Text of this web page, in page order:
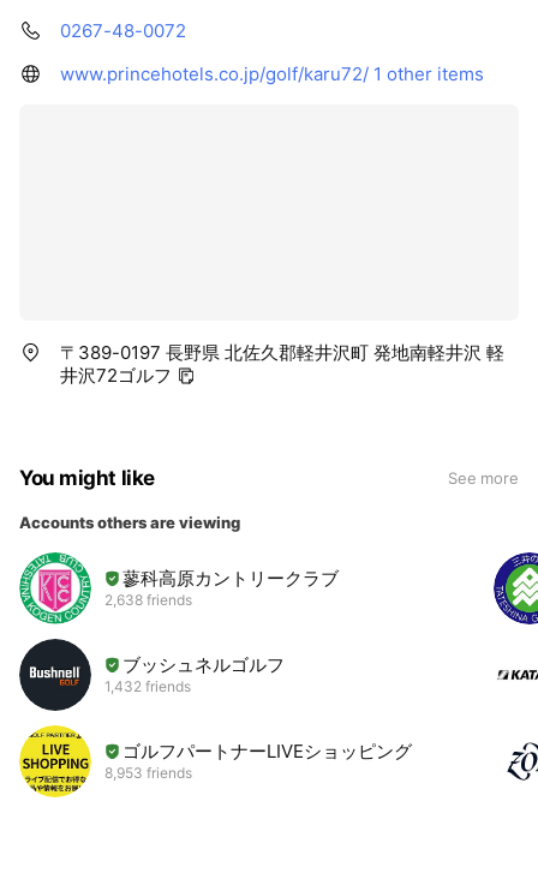
0267-48-0072
www.princehotels.co.jp/golf/karu72/ 1 other items
〒389-0197 長野県 北佐久郡軽井沢町 発地南軽井沢 軽
井沢72ゴルフ
You might like See more
Accounts others are viewing
蓼科高原カントリークラブ
2,638 friends
ブッシュネルゴルフ
1,432 friends
ゴルフパートナーLIVEショッピング
8,953 friends